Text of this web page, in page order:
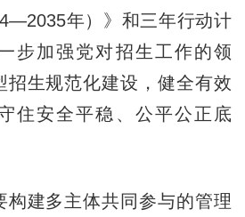
年）》和三年行动计
步加强党对招生工作的领
招生规范化建设，健全有效
住安全平稳、公平公正底
建多主体共同参与的管理